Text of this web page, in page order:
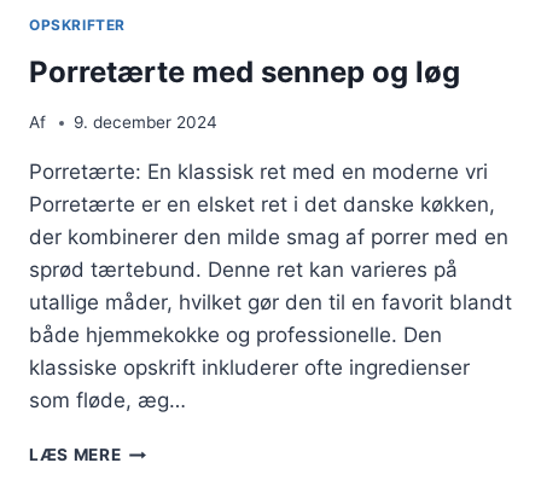
OPSKRIFTER
Porretærte med sennep og løg
Af 9. december 2024
Porretærte: En klassisk ret med en moderne vri
Porretærte er en elsket ret i det danske køkken,
der kombinerer den milde smag af porrer med en
sprød tærtebund. Denne ret kan varieres på
utallige måder, hvilket gør den til en favorit blandt
både hjemmekokke og professionelle. Den
klassiske opskrift inkluderer ofte ingredienser
som fløde, æg…
LÆS MEREPORRETÆRTE